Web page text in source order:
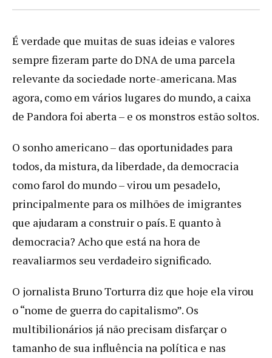
É verdade que muitas de suas ideias e valores
sempre fizeram parte do DNA de uma parcela
relevante da sociedade norte-americana. Mas
agora, como em vários lugares do mundo, a caixa
de Pandora foi aberta – e os monstros estão soltos.
O sonho americano – das oportunidades para
todos, da mistura, da liberdade, da democracia
como farol do mundo – virou um pesadelo,
principalmente para os milhões de imigrantes
que ajudaram a construir o país. E quanto à
democracia? Acho que está na hora de
reavaliarmos seu verdadeiro significado.
O jornalista Bruno Torturra diz que hoje ela virou
o “nome de guerra do capitalismo”. Os
multibilionários já não precisam disfarçar o
tamanho de sua influência na política e nas